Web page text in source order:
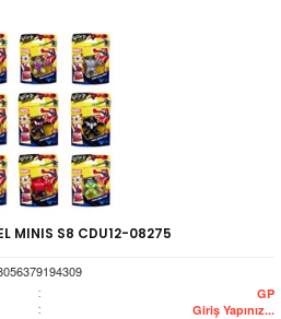
MINIS S8 CDU12-08275
: GP
: Giriş Yapınız...